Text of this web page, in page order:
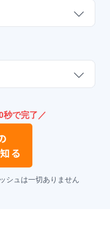
秒で完了／
る
シュは一切ありません